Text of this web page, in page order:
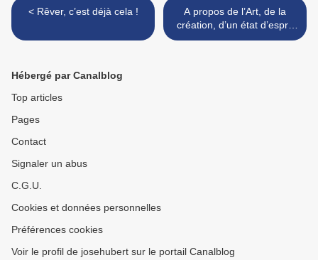
< Rêver, c’est déjà cela !
A propos de l’Art, de la
création, d’un état d’esprit
créatif >
Hébergé par Canalblog
Top articles
Pages
Contact
Signaler un abus
C.G.U.
Cookies et données personnelles
Préférences cookies
Voir le profil de josehubert sur le portail Canalblog